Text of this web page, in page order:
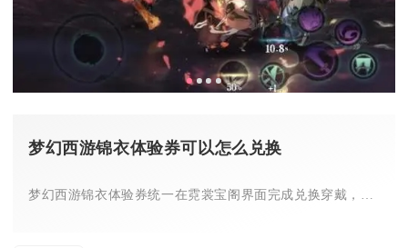
梦幻西游锦衣体验券可以怎么兑换